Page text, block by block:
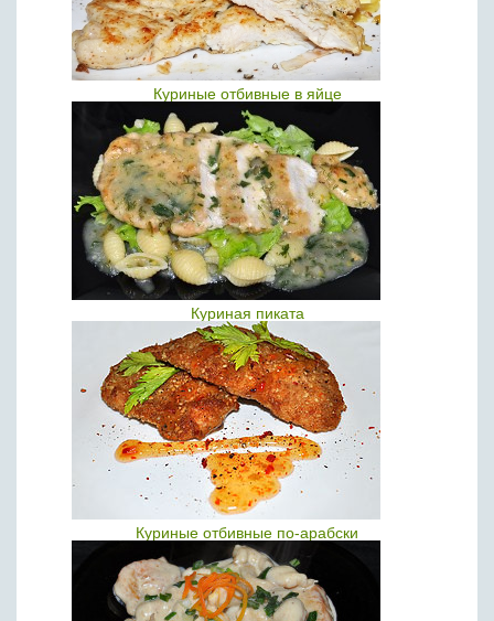
Куриные отбивные в яйце
Куриная пиката
Куриные отбивные по-арабски